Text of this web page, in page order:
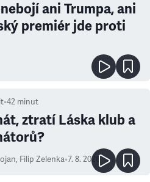
ani Trumpa, ani
premiér jde proti
•42 minut
ztratí Láska klub a
, Filip Zelenka•7. 8. 2026